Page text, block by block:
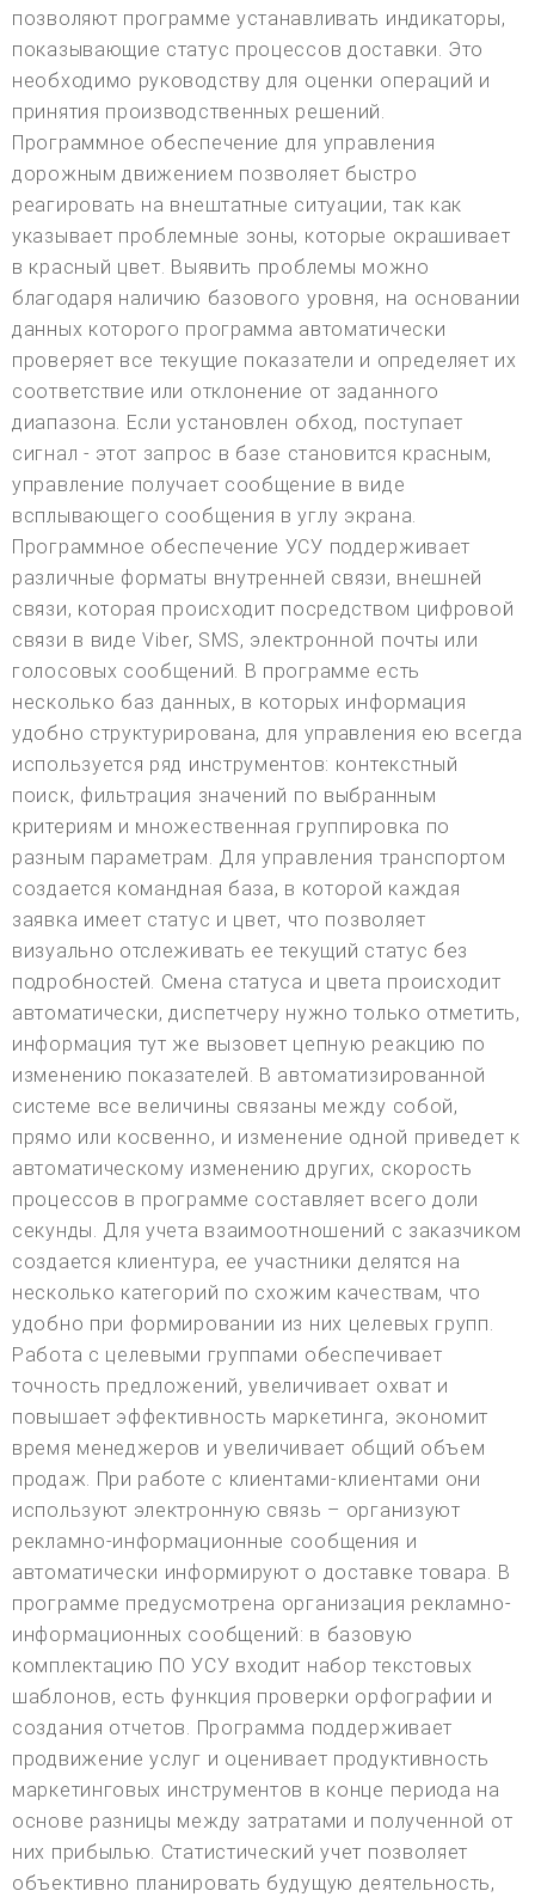
позволяют программе устанавливать индикаторы,
показывающие статус процессов доставки. Это
необходимо руководству для оценки операций и
принятия производственных решений.
Программное обеспечение для управления
дорожным движением позволяет быстро
реагировать на внештатные ситуации, так как
указывает проблемные зоны, которые окрашивает
в красный цвет. Выявить проблемы можно
благодаря наличию базового уровня, на основании
данных которого программа автоматически
проверяет все текущие показатели и определяет их
соответствие или отклонение от заданного
диапазона. Если установлен обход, поступает
сигнал - этот запрос в базе становится красным,
управление получает сообщение в виде
всплывающего сообщения в углу экрана.
Программное обеспечение УСУ поддерживает
различные форматы внутренней связи, внешней
связи, которая происходит посредством цифровой
связи в виде Viber, SMS, электронной почты или
голосовых сообщений. В программе есть
несколько баз данных, в которых информация
удобно структурирована, для управления ею всегда
используется ряд инструментов: контекстный
поиск, фильтрация значений по выбранным
критериям и множественная группировка по
разным параметрам. Для управления транспортом
создается командная база, в которой каждая
заявка имеет статус и цвет, что позволяет
визуально отслеживать ее текущий статус без
подробностей. Смена статуса и цвета происходит
автоматически, диспетчеру нужно только отметить,
информация тут же вызовет цепную реакцию по
изменению показателей. В автоматизированной
системе все величины связаны между собой,
прямо или косвенно, и изменение одной приведет к
автоматическому изменению других, скорость
процессов в программе составляет всего доли
секунды. Для учета взаимоотношений с заказчиком
создается клиентура, ее участники делятся на
несколько категорий по схожим качествам, что
удобно при формировании из них целевых групп.
Работа с целевыми группами обеспечивает
точность предложений, увеличивает охват и
повышает эффективность маркетинга, экономит
время менеджеров и увеличивает общий объем
продаж. При работе с клиентами-клиентами они
используют электронную связь – организуют
рекламно-информационные сообщения и
автоматически информируют о доставке товара. В
программе предусмотрена организация рекламно-
информационных сообщений: в базовую
комплектацию ПО УСУ входит набор текстовых
шаблонов, есть функция проверки орфографии и
создания отчетов. Программа поддерживает
продвижение услуг и оценивает продуктивность
маркетинговых инструментов в конце периода на
основе разницы между затратами и полученной от
них прибылью. Статистический учет позволяет
объективно планировать будущую деятельность,